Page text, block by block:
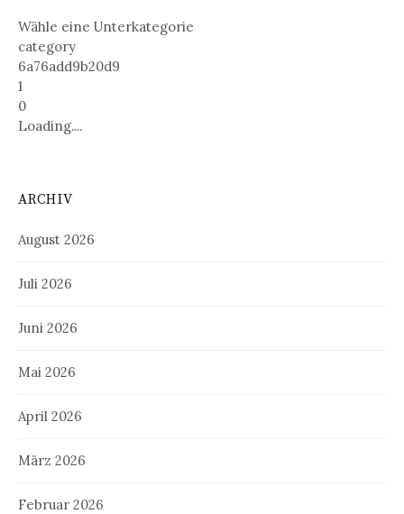
Wähle eine Unterkategorie
category
6a76add9b20d9
1
0
Loading....
ARCHIV
August 2026
Juli 2026
Juni 2026
Mai 2026
April 2026
März 2026
Februar 2026